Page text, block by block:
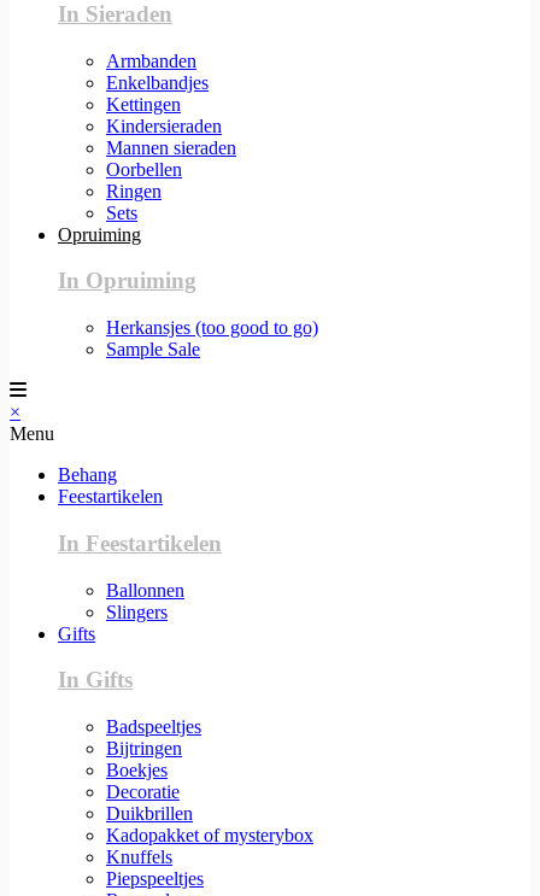
In Sieraden
Armbanden
Enkelbandjes
Kettingen
Kindersieraden
Mannen sieraden
Oorbellen
Ringen
Sets
Opruiming
In Opruiming
Herkansjes (too good to go)
Sample Sale
×
Menu
Behang
Feestartikelen
In Feestartikelen
Ballonnen
Slingers
Gifts
In Gifts
Badspeeltjes
Bijtringen
Boekjes
Decoratie
Duikbrillen
Kadopakket of mysterybox
Knuffels
Piepspeeltjes